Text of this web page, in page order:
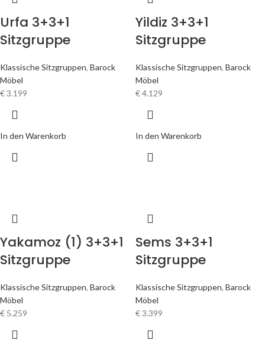
Urfa 3+3+1
Sitzgruppe
Klassische Sitzgruppen, Barock
Möbel
€3.199
In den Warenkorb
Yildiz 3+3+1
Sitzgruppe
Klassische Sitzgruppen, Barock
Möbel
€4.129
In den Warenkorb
Yakamoz (1) 3+3+1
Sitzgruppe
Klassische Sitzgruppen, Barock
Möbel
€ 5.259
Sems 3+3+1
Sitzgruppe
Klassische Sitzgruppen, Barock
Möbel
€3.399